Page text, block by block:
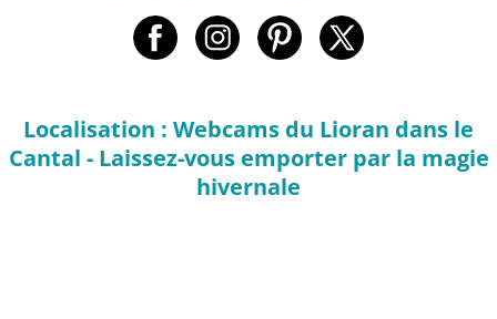
Localisation : Webcams du Lioran dans le
Cantal - Laissez-vous emporter par la magie
hivernale